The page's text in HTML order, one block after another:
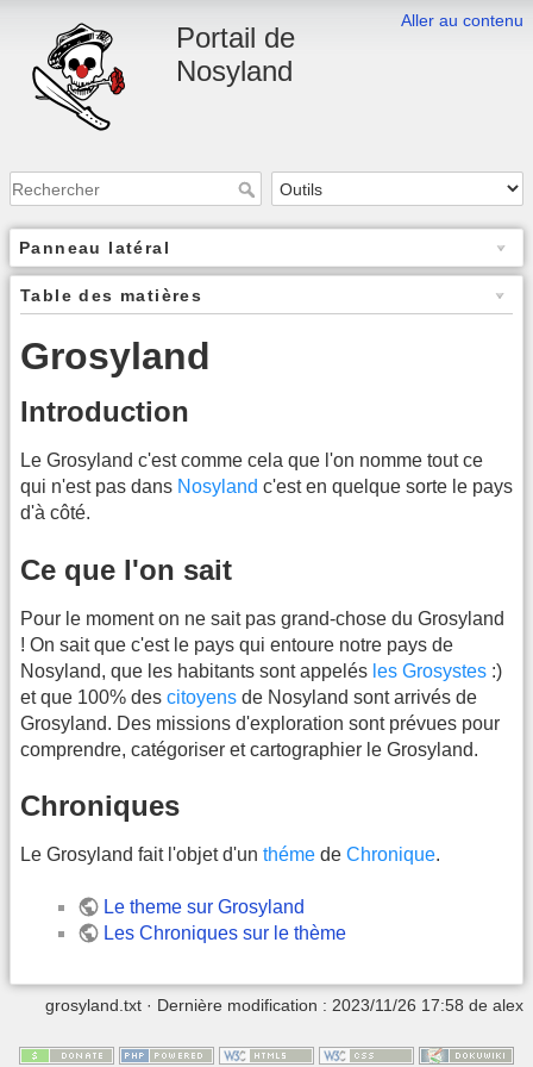
Aller au contenu
Portail de
Nosyland
Panneau latéral
Table des matières
Grosyland
Introduction
Le Grosyland c'est comme cela que l'on nomme tout ce
qui n'est pas dans Nosyland c'est en quelque sorte le pays
d'à côté.
Ce que l'on sait
Pour le moment on ne sait pas grand-chose du Grosyland
! On sait que c'est le pays qui entoure notre pays de
Nosyland, que les habitants sont appelés les Grosystes :)
et que 100% des citoyens de Nosyland sont arrivés de
Grosyland. Des missions d'exploration sont prévues pour
comprendre, catégoriser et cartographier le Grosyland.
Chroniques
Le Grosyland fait l'objet d'un théme de Chronique.
Le theme sur Grosyland
Les Chroniques sur le thème
grosyland.txt · Dernière modification : 2023/11/26 17:58 de alex